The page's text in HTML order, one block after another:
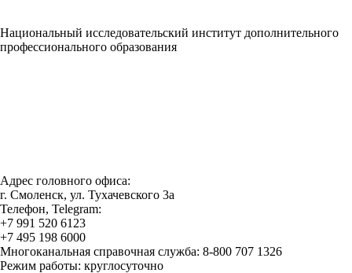
Национальный исследовательский институт дополнительного
профессионального образования
Адрес головного офиса:
г. Смоленск, ул. Тухачевского 3а
Телефон, Telegram:
+7 991 520 6123
+7 495 198 6000
Многоканальная справочная служба: 8-800 707 1326
Режим работы: круглосуточно